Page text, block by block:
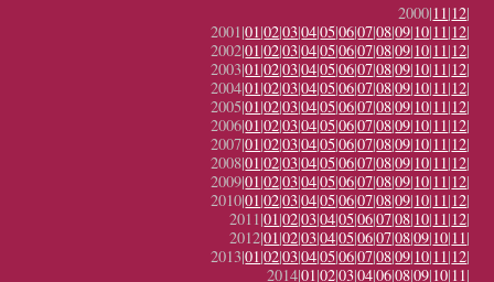
2000|11|12|
2001|01|02|03|04|05|06|07|08|09|10|11|12|
2002|01|02|03|04|05|06|07|08|09|10|11|12|
2003|01|02|03|04|05|06|07|08|09|10|11|12|
2004|01|02|03|04|05|06|07|08|09|10|11|12|
2005|01|02|03|04|05|06|07|08|09|10|11|12|
2006|01|02|03|04|05|06|07|08|09|10|11|12|
2007|01|02|03|04|05|06|07|08|09|10|11|12|
2008|01|02|03|04|05|06|07|08|09|10|11|12|
2009|01|02|03|04|05|06|07|08|09|10|11|12|
2010|01|02|03|04|05|06|07|08|09|10|11|12|
2011|01|02|03|04|05|06|07|08|10|11|12|
2012|01|02|03|04|05|06|07|08|09|10|11|
2013|01|02|03|04|05|06|07|08|09|10|11|12|
2014|01|02|03|04|06|08|09|10|11|